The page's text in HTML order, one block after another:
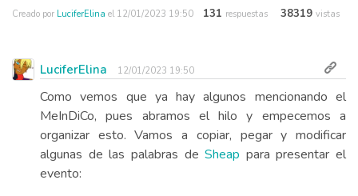
Creado por LuciferElina el 12/01/2023 19:50 131 respuestas 38319 vistas
LuciferElina 12/01/2023 19:50
Como vemos que ya hay algunos mencionando el
MeInDiCo, pues abramos el hilo y empecemos a
organizar esto. Vamos a copiar, pegar y modificar
algunas de las palabras deSheap para presentar el
evento: